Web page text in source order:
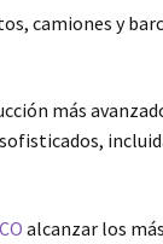
camiones y
más
alcanzar los